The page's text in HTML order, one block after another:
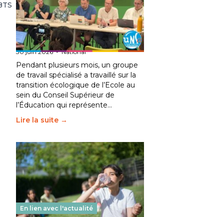
Transition écologique de
l’éducation : l’UNSA Éducation
fait bouger les lignes
30 juin 2026-National
Pendant plusieurs mois, un groupe
de travail spécialisé a travaillé sur la
transition écologique de l’Ecole au
sein du Conseil Supérieur de
l’Éducation qui représente…
Lire la suite →
En lien avec l'actualité